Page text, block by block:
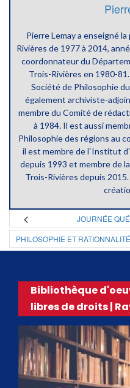
Pierre Lemay a enseigné
Rivières de 1977 à 2014,
coordonnateur du
Trois-Rivières en 1980-
Société de Philosophie
également archiviste-
membre du Comité de
à 1984. Il est aussi
Philosophie des régions au
il est membre de l`Institut
depuis 1993 et membre de
Trois-Rivières depuis
JOURNÉE
PHILOSOPHIE ET
Bibliothèque
libres de droits |